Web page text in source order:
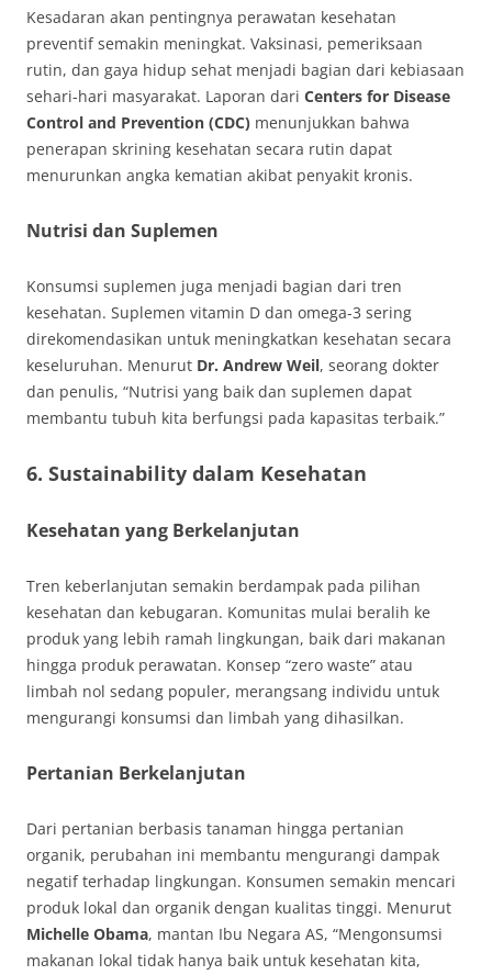
Kesadaran akan pentingnya perawatan kesehatan
preventif semakin meningkat. Vaksinasi, pemeriksaan
rutin, dan gaya hidup sehat menjadi bagian dari kebiasaan
sehari-hari masyarakat. Laporan dari Centers for Disease
Control and Prevention (CDC) menunjukkan bahwa
penerapan skrining kesehatan secara rutin dapat
menurunkan angka kematian akibat penyakit kronis.
Nutrisi dan Suplemen
Konsumsi suplemen juga menjadi bagian dari tren
kesehatan. Suplemen vitamin D dan omega-3 sering
direkomendasikan untuk meningkatkan kesehatan secara
keseluruhan. Menurut Dr. Andrew Weil, seorang dokter
dan penulis, “Nutrisi yang baik dan suplemen dapat
membantu tubuh kita berfungsi pada kapasitas terbaik.”
6. Sustainability dalam Kesehatan
Kesehatan yang Berkelanjutan
Tren keberlanjutan semakin berdampak pada pilihan
kesehatan dan kebugaran. Komunitas mulai beralih ke
produk yang lebih ramah lingkungan, baik dari makanan
hingga produk perawatan. Konsep “zero waste” atau
limbah nol sedang populer, merangsang individu untuk
mengurangi konsumsi dan limbah yang dihasilkan.
Pertanian Berkelanjutan
Dari pertanian berbasis tanaman hingga pertanian
organik, perubahan ini membantu mengurangi dampak
negatif terhadap lingkungan. Konsumen semakin mencari
produk lokal dan organik dengan kualitas tinggi. Menurut
Michelle Obama, mantan Ibu Negara AS, “Mengonsumsi
makanan lokal tidak hanya baik untuk kesehatan kita,